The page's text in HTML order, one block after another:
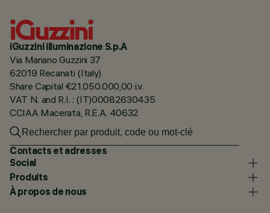
iGuzzini illuminazione S.p.A
Via Mariano Guzzini 37
62019 Recanati (Italy)
Share Capital €21.050.000,00 i.v.
VAT N. and R.I. : (IT)00082630435
CCIAA Macerata, R.E.A. 40632
Contacts et adresses
Social
Produits
À propos de nous